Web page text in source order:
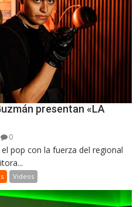
presentan «LA
0
pop con la fuerza del regional
Videos